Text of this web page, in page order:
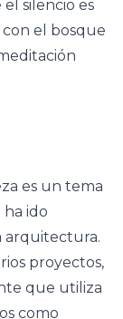
silencio es
el bosque
es un tema
ido
arquitectura.
proyectos,
que utiliza
como